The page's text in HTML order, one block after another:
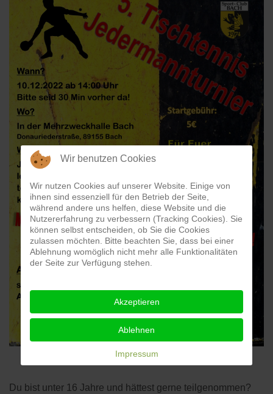
Du bist unter 16 Jahre und hättest gerne teilgenommen?
Wir benutzen Cookies
Wir nutzen Cookies auf unserer Website. Einige von
ihnen sind essenziell für den Betrieb der Seite,
während andere uns helfen, diese Website und die
Nutzererfahrung zu verbessern (Tracking Cookies). Sie
können selbst entscheiden, ob Sie die Cookies
zulassen möchten. Bitte beachten Sie, dass bei einer
Ablehnung womöglich nicht mehr alle Funktionalitäten
der Seite zur Verfügung stehen.
Akzeptieren
Ablehnen
Impressum